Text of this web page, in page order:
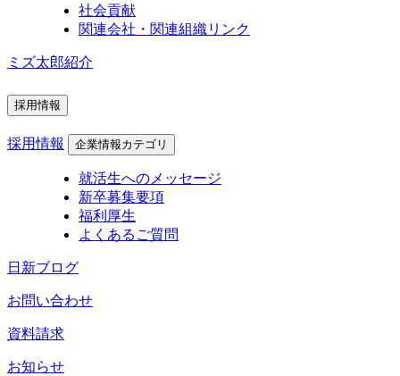
社会貢献
関連会社・関連組織リンク
ミズ太郎紹介
採用情報
採用情報 企業情報カテゴリ
就活生へのメッセージ
新卒募集要項
福利厚生
よくあるご質問
日新ブログ
お問い合わせ
資料請求
お知らせ